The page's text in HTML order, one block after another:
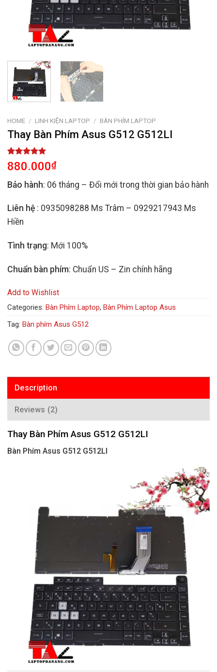
HOME / LINH KIỆN LAPTOP / BÀN PHÍM LAPTOP
Thay Bàn Phím Asus G512 G512LI
Rated
5.00
out of 5
2
customer
880.000₫
Bảo hành: 06 tháng – Đổi mới trong thời gian bảo hành
Liên hệ : 0935098288 Ms Trâm – 0929217943 Ms
Hiền
Tình trạng: Mới 100%
Chuẩn bàn phím: Chuẩn US – Zin chính hãng
Add to Wishlist
Categories: Bàn Phím Laptop, Bàn Phím Laptop Asus
Tag: Bàn phím Asus G512
Description
Reviews (2)
Thay Bàn Phím Asus G512 G512LI
Bàn Phím Asus G512 G512LI